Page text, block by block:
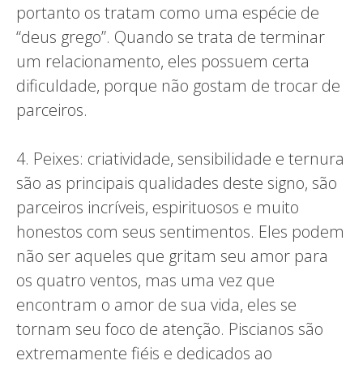
portanto os tratam como uma espécie de
“deus grego”. Quando se trata de terminar
um relacionamento, eles possuem certa
dificuldade, porque não gostam de trocar de
parceiros.
4. Peixes: criatividade, sensibilidade e ternura
são as principais qualidades deste signo, são
parceiros incríveis, espirituosos e muito
honestos com seus sentimentos. Eles podem
não ser aqueles que gritam seu amor para
os quatro ventos, mas uma vez que
encontram o amor de sua vida, eles se
tornam seu foco de atenção. Piscianos são
extremamente fiéis e dedicados ao